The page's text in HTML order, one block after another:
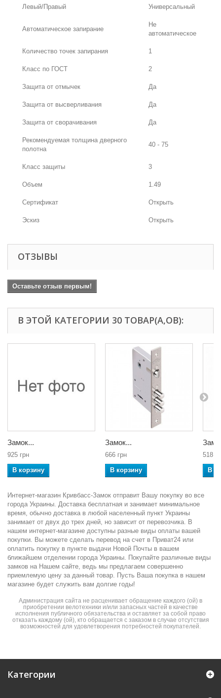
Левый/Правый Универсальный
Автоматическое запирание
Не
автоматическое
Количество точек запирания 1
Класс по ГОСТ 2
Защита от отмычек Да
Защита от высверливания Да
Защита от сворачивания Да
Рекомендуемая толщина дверного
полотна
40 - 75
Класс защиты 3
Объем 1.49
Сертификат Открыть
Эскиз Открыть
ОТЗЫВЫ
Оставьте отзыв первым!
В ЭТОЙ КАТЕГОРИИ 30 ТОВАР(А,ОВ):
Замок...
925 грн
В корзину
Замок...
666 грн
В корзину
518
В
Интернет-магазин Кривбасс-Замок отправит Вашу покупку во все
города Украины. Доставка бесплатная и занимает минимальное
время, обычно доставка в любой населенный пункт Украины
занимает от двух до трех дней, но зависит от перевозчика. В
нашем интернет-магазине доступны разные виды оплаты вашей
покупки. Вы можете сделать перевод на счет в Приват24 или
оплатить покупку в пункте выдачи Новой Почты в вашем
ближайшем отделении города Украины. Покупайте различные виды
замков на Нашем сайте, ведь мы предлагаем совершенно
приемлемую цену за данный товар. Пусть Ваша покупка в нашем
магазине будет служить вам долгие годы!
Администрация сайта не расценивает обращение каждого (ой) в
приобретении велотехники и/или запасных частей в качестве
исполнения публичного обязательства и оставляет за собой право
отказать каждому (ой), кто обращается с заказом в случае отсутствия
возможностей для удовлетворения потребностей покупателей.
Категории